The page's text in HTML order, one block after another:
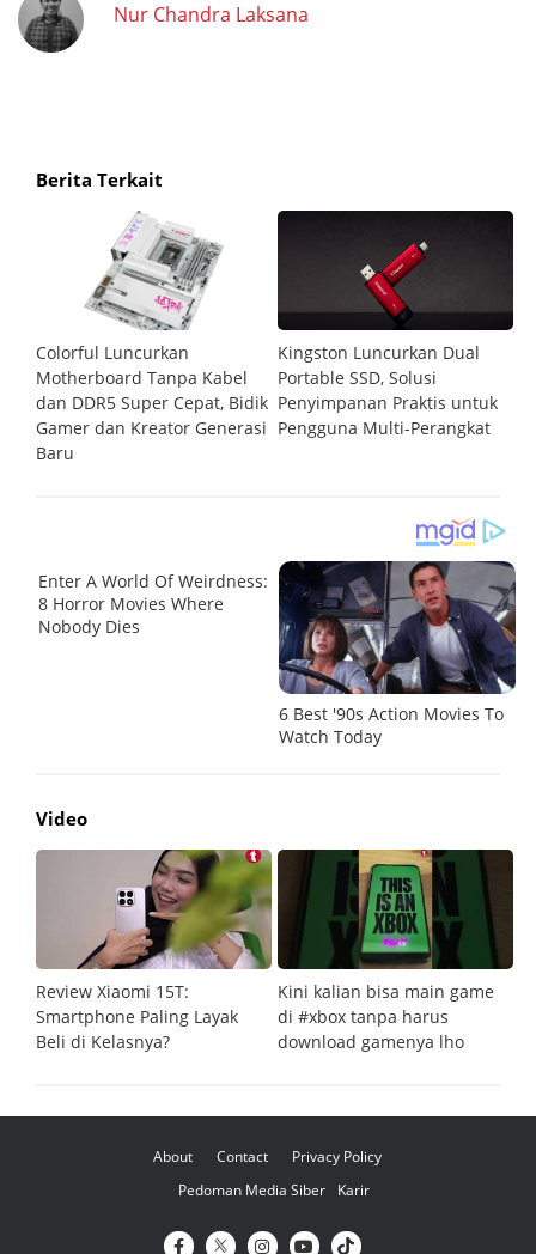
Nur Chandra Laksana
Berita Terkait
Colorful Luncurkan
Motherboard Tanpa Kabel
dan DDR5 Super Cepat, Bidik
Gamer dan Kreator Generasi
Baru
Kingston Luncurkan Dual
Portable SSD, Solusi
Penyimpanan Praktis untuk
Pengguna Multi-Perangkat
Video
Review Xiaomi 15T:
Smartphone Paling Layak
Beli di Kelasnya?
Kini kalian bisa main game
di #xbox tanpa harus
download gamenya lho
About Contact
Privacy Policy
Pedoman Media Siber
Karir